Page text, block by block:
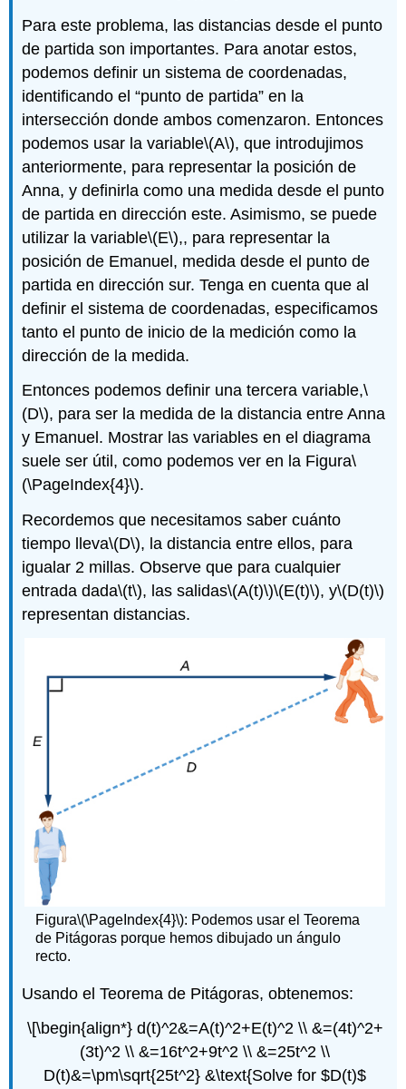
Para este problema, las distancias desde el punto
de partida son importantes. Para anotar estos,
podemos definir un sistema de coordenadas,
identificando el “punto de partida” en la
intersección donde ambos comenzaron. Entonces
podemos usar la variable\(A\), que introdujimos
anteriormente, para representar la posición de
Anna, y definirla como una medida desde el punto
de partida en dirección este. Asimismo, se puede
utilizar la variable\(E\),, para representar la
posición de Emanuel, medida desde el punto de
partida en dirección sur. Tenga en cuenta que al
definir el sistema de coordenadas, especificamos
tanto el punto de inicio de la medición como la
dirección de la medida.
Entonces podemos definir una tercera variable,\
(D\), para ser la medida de la distancia entre Anna
y Emanuel. Mostrar las variables en el diagrama
suele ser útil, como podemos ver en la Figura\
(\PageIndex{4}\).
Recordemos que necesitamos saber cuánto
tiempo lleva\(D\), la distancia entre ellos, para
igualar 2 millas. Observe que para cualquier
entrada dada\(t\), las salidas\(A(t)\)\(E(t)\), y\(D(t)\)
representan distancias.
Figura\(\PageIndex{4}\): Podemos usar el Teorema
de Pitágoras porque hemos dibujado un ángulo
recto.
Usando el Teorema de Pitágoras, obtenemos:
\[\begin{align*} d(t)^2&=A(t)^2+E(t)^2 \\ &=(4t)^2+
(3t)^2 \\ &=16t^2+9t^2 \\ &=25t^2 \\
D(t)&=\pm\sqrt{25t^2} &\text{Solve for $D(t)$